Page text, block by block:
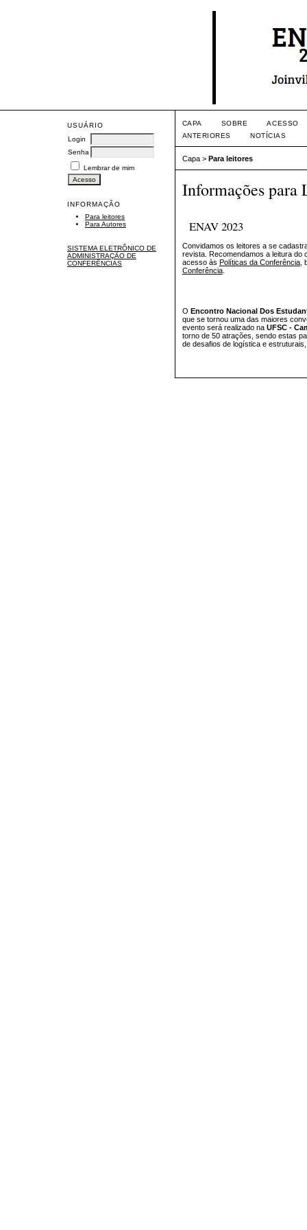
USUÁRIO
Login
Senha
Lembrar de mim
INFORMAÇÃO
Para leitores
Para Autores
SISTEMA ELETRÔNICO DE
ADMINISTRAÇÃO DE
CONFERÊNCIAS
CAPA SOBRE
ACESSO
ANTERIORES
NOTÍCIAS
Capa> Para leitores
Informações para
ENAV 2023
Convidamos os leitores a se
revista. Recomendamos a leitura do
acesso às Políticas da Conferência,
Conferência.
O Encontro Nacional Dos
que se tornou uma das maiores
evento será realizado na UFSC -
torno de 50 atrações, sendo estas
de desafios de logística e